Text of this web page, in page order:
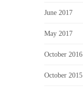
June 2017
May 2017
October 2016
October 2015